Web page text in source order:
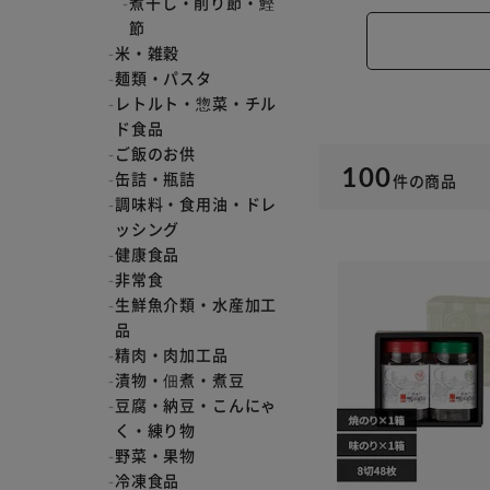
節
米・雑穀
麺類・パスタ
レトルト・惣菜・チル
ド食品
ご飯のお供
缶詰・瓶詰
調味料・食用油・ドレ
ッシング
健康食品
非常食
生鮮魚介類・水産加工
品
精肉・肉加工品
漬物・佃煮・煮豆
豆腐・納豆・こんにゃ
く・練り物
野菜・果物
冷凍食品
100件の商品